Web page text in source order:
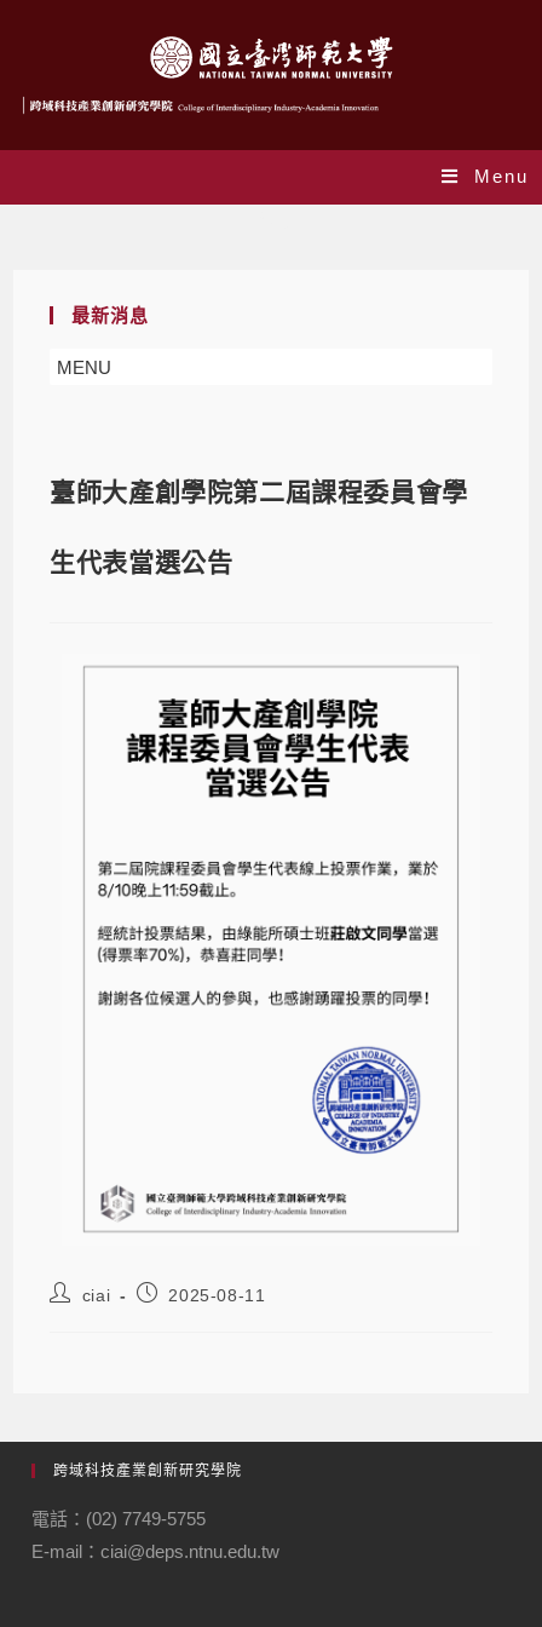
Menu
最新消息
MENU
臺師大產創學院第二屆課程委員會學
生代表當選公告
ciai 2025-08-11
跨域科技產業創新研究學院
電話：(02) 7749-5755
E-mail：ciai@deps.ntnu.edu.tw